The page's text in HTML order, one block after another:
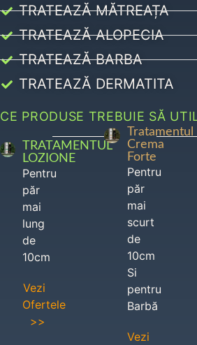
TRATEAZĂ MĂTREAȚA
TRATEAZĂ ALOPECIA
TRATEAZĂ BARBA
TRATEAZĂ DERMATITA
CE PRODUSE TREBUIE SĂ
TRATAMENTUL
LOZIONE
Pentru
păr
mai
lung
de
10cm
Vezi
Ofertele
>>
Tratamentul
Crema
Forte
Pentru
păr
mai
scurt
de
10cm
Si
pentru
Barbă
Vezi